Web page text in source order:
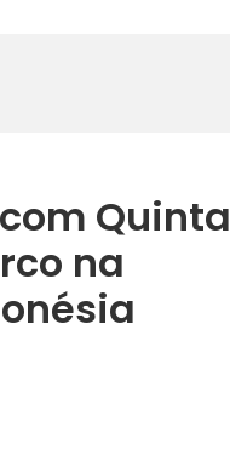
Quinta
na